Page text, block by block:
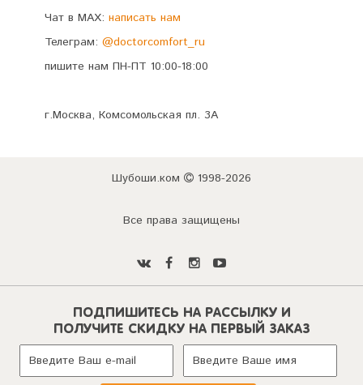
Чат в MAX: написать нам
Телеграм: @doctorcomfort_ru
пишите нам ПН-ПТ 10:00-18:00
г.Москва, Комсомольская пл. 3А
Шубоши.ком 1998-2026
Все права защищены
ПОДПИШИТЕСЬ НА РАССЫЛКУ И
ПОЛУЧИТЕ СКИДКУ НА ПЕРВЫЙ ЗАКАЗ